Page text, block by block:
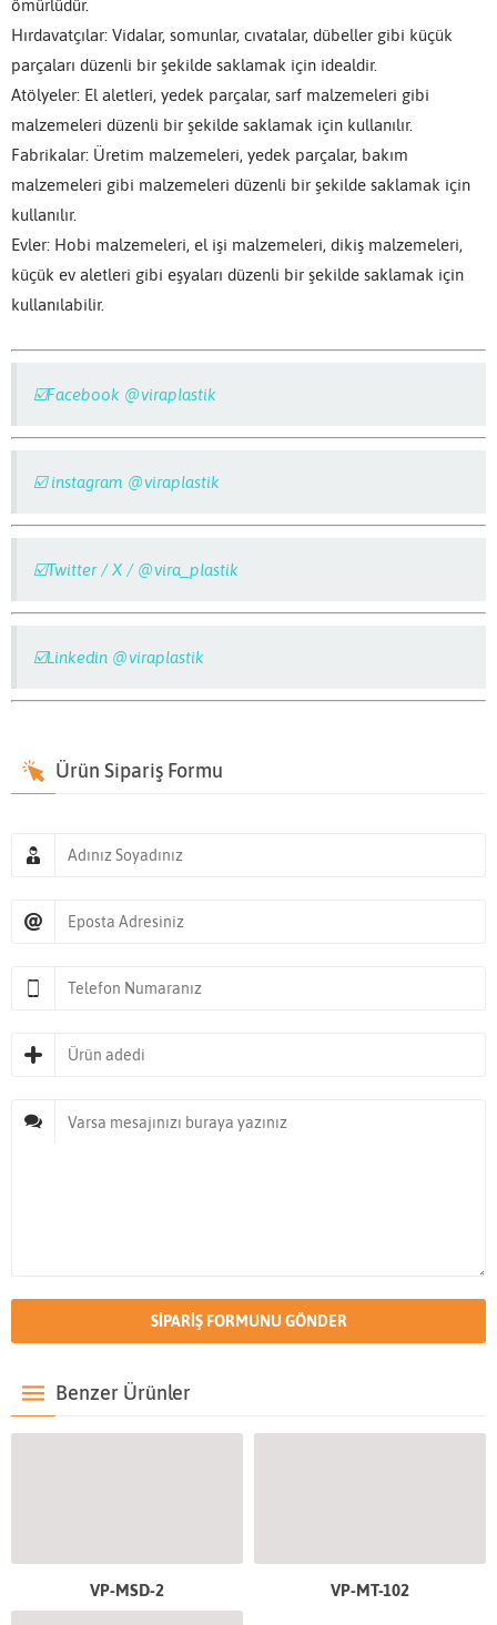
ömürlüdür.
Hırdavatçılar: Vidalar, somunlar, cıvatalar, dübeller gibi küçük
parçaları düzenli bir şekilde saklamak için idealdir.
Atölyeler: El aletleri, yedek parçalar, sarf malzemeleri gibi
malzemeleri düzenli bir şekilde saklamak için kullanılır.
Fabrikalar: Üretim malzemeleri, yedek parçalar, bakım
malzemeleri gibi malzemeleri düzenli bir şekilde saklamak için
kullanılır.
Evler: Hobi malzemeleri, el işi malzemeleri, dikiş malzemeleri,
küçük ev aletleri gibi eşyaları düzenli bir şekilde saklamak için
kullanılabilir.
☑️Facebook @viraplastik
☑️ instagram @viraplastik
☑️Twitter / X / @vira_plastik
☑️Linkedin @viraplastik
Ürün Sipariş Formu
Benzer Ürünler
VP-MSD-2 VP-MT-102